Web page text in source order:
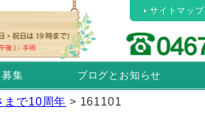
サイトマップ
募集 ブログとお知らせ
まで10周年 > 161101